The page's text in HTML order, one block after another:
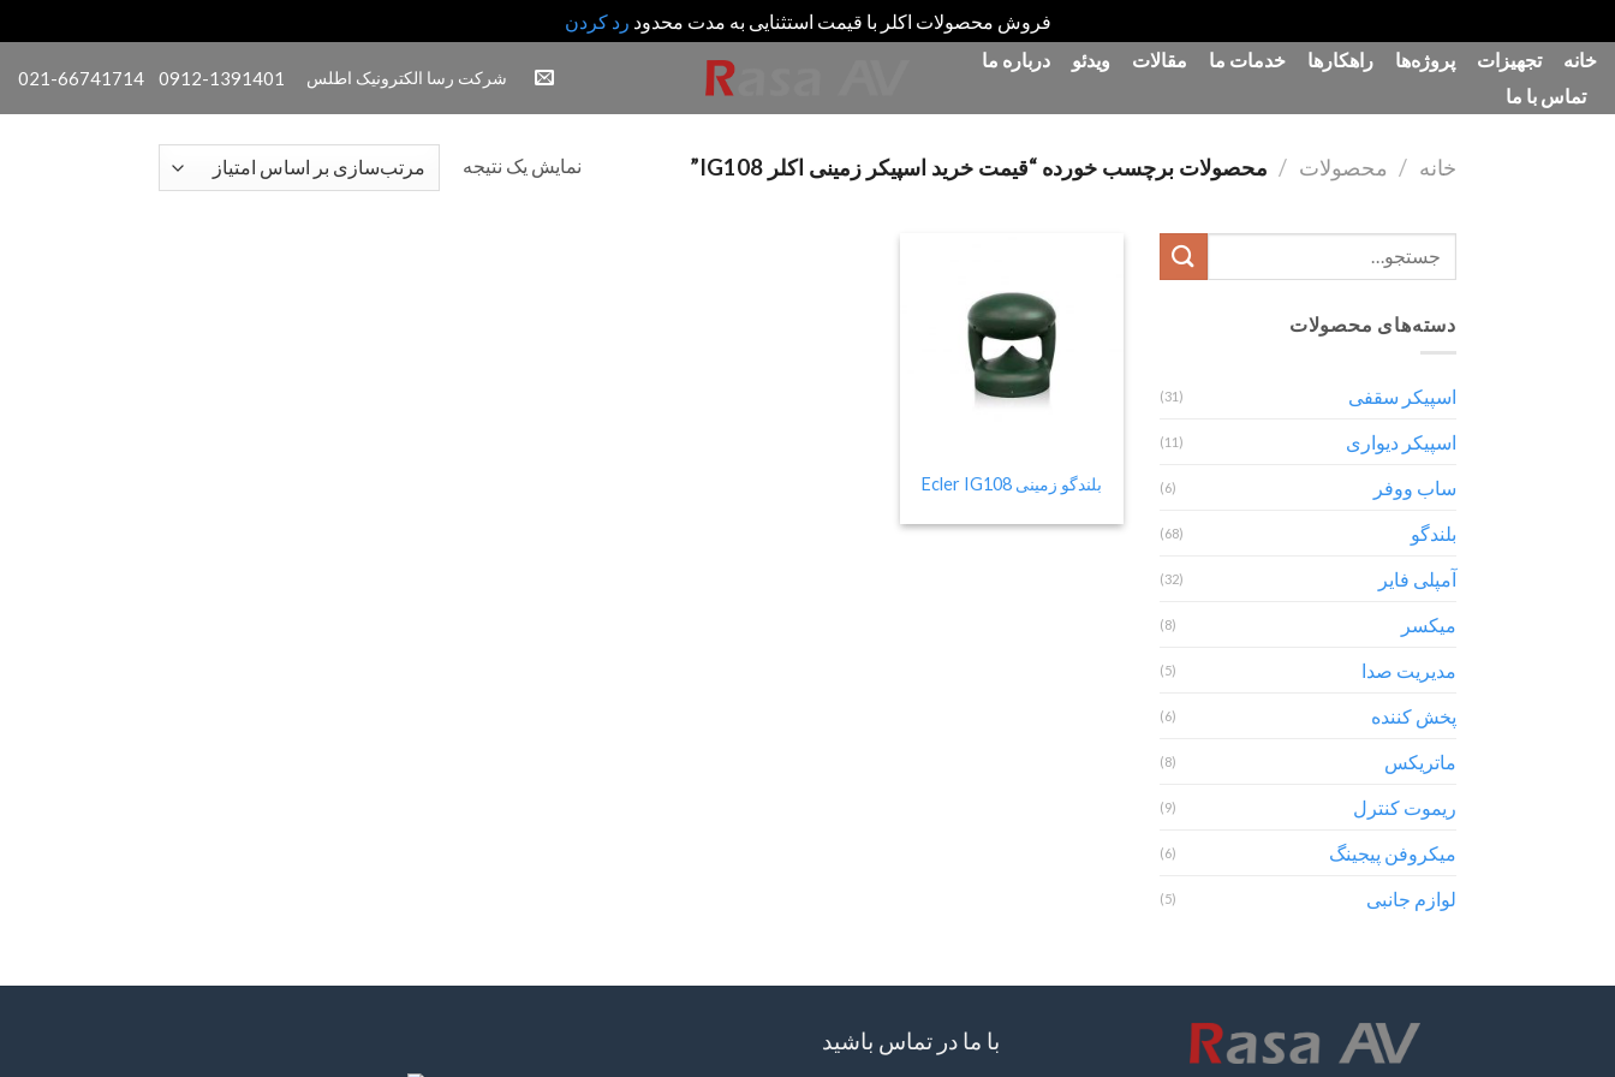
فروش محصولات اکلر با قیمت استثنایی به مدت محدود رد کردن
پرش
محتوا
خانه تجهیزات پروژه‌ها راهکارها خدمات ما مقالات ویدئو
درباره ما
تماس با ما
شرکت رسا الکترونیک اطلس 0912-1391401
021-66741714
خانه / محصولات / محصولات برچسب خورده “قیمت خرید اسپیکر زمینی اکلر IG108” نمایش یک نتیجه
دسته‌های محصولات
اسپیکر سقفی (31)
اسپیکر دیواری (11)
ساب ووفر (6)
بلندگو (68)
آمپلی فایر (32)
میکسر (8)
مدیریت صدا (5)
پخش کننده (6)
ماتریکس (8)
ریموت کنترل (9)
میکروفن پیجینگ (6)
لوازم جانبی (5)
بلندگو زمینی Ecler IG108
با ما در تماس باشید